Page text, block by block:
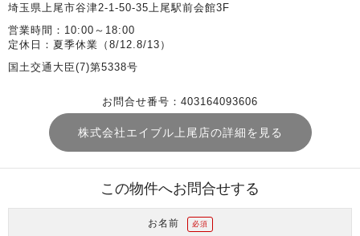
埼玉県上尾市谷津2-1-50-35上尾駅前会館3F
営業時間：10:00～18:00
定休日：夏季休業（8/12.8/13）
国土交通大臣(7)第5338号
お問合せ番号：403164093606
株式会社エイブル上尾店の詳細を見る
この物件へお問合せする
お名前 必須